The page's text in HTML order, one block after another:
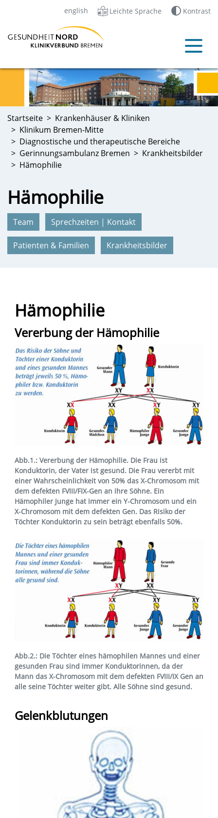
english Leichte Sprache Kontrast
Startseite
Krankenhäuser & Kliniken
Klinikum Bremen-Mitte
Diagnostische und therapeutische Bereiche
Gerinnungsambulanz Bremen
Krankheitsbilder
Hämophilie
Hämophilie
Team Sprechzeiten | Kontakt
Patienten & Familien Krankheitsbilder
Hämophilie
Vererbung der Hämophilie
Abb.1.: Vererbung der Hämophilie. Die Frau ist
Konduktorin, der Vater ist gesund. Die Frau vererbt mit
einer Wahrscheinlichkeit von 50% das X-Chromosom mit
dem defekten FVIII/FIX-Gen an ihre Söhne. Ein
Hämophiler Junge hat immer ein Y-Chromosom und ein
X-Chromosom mit dem defekten Gen. Das Risiko der
Töchter Konduktorin zu sein beträgt ebenfalls 50%.
Abb.2.: Die Töchter eines hämophilen Mannes und einer
gesunden Frau sind immer Konduktorinnen, da der
Mann das X-Chromosom mit dem defekten FVIII/IX Gen an
alle seine Töchter weiter gibt. Alle Söhne sind gesund.
Gelenkblutungen